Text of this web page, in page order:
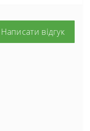
Написати відгук